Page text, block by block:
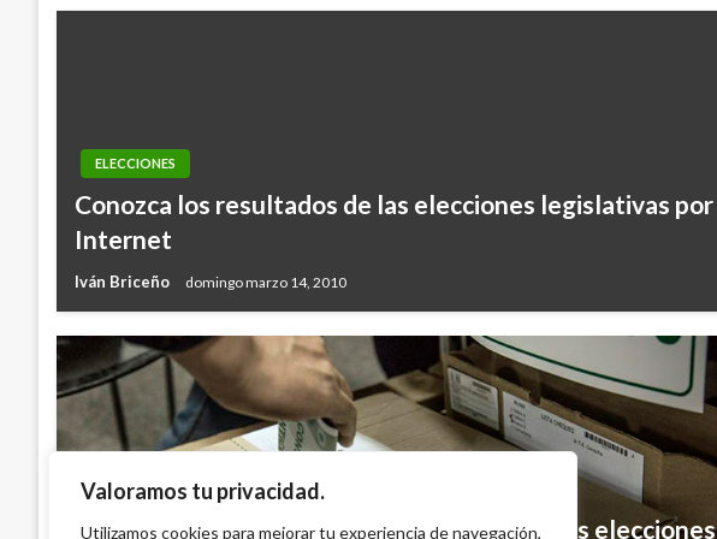
Valoramos tu privacidad.
Utilizamos cookies para mejorar tu experiencia de navegación,
ELECCIONES
Conozca los resultados de las elecciones legislativas por
Internet
Iván Briceño domingo marzo 14, 2010
ELECCIONES
Gobierno presentó plan de seguridad para las elecciones